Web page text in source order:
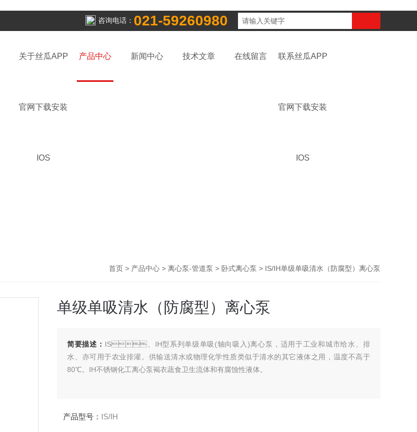
咨询电话： 021-59260980
关于丝瓜APP
官网下载安装
IOS
产品中心 新闻中心 技术文章 在线留言 联系丝瓜APP
官网下载安装
IOS
首页 > 产品中心 > 离心泵-管道泵 > 卧式离心泵 > IS/IH单级单吸清水（防腐型）离心泵
单级单吸清水（防腐型）离心泵
简要描述： IS、IH型系列单级单吸(轴向吸入)离心泵，适用于工业和城市给水、排
水、亦可用于农业排灌。供输送清水或物理化学性质类似于清水的其它液体之用，温度不高于
80℃。IH不锈钢化工离心泵褐衣蔬食卫生流体和有腐蚀性液体。
产品型号： IS/IH